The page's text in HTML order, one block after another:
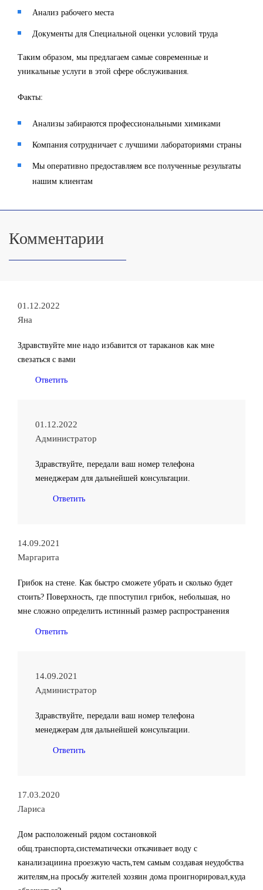
Анализ рабочего места
Документы для Специальной оценки условий труда
Таким образом, мы предлагаем самые современные и
уникальные услуги в этой сфере обслуживания.
Факты:
Анализы забираются профессиональными химиками
Компания сотрудничает с лучшими лабораториями страны
Мы оперативно предоставляем все полученные результаты
нашим клиентам
Комментарии
01.12.2022
Яна
Здравствуйте мне надо избавится от тараканов как мне
свезаться с вами
Ответить
01.12.2022
Администратор
Здравствуйте, передали ваш номер телефона
менеджерам для дальнейшей консультации.
Ответить
14.09.2021
Маргарита
Грибок на стене. Как быстро сможете убрать и сколько будет
стоить? Поверхность, где ппоступил грибок, небольшая, но
мне сложно определить истинный размер распространения
Ответить
14.09.2021
Администратор
Здравствуйте, передали ваш номер телефона
менеджерам для дальнейшей консультации.
Ответить
17.03.2020
Лариса
Дом расположеный рядом состановкой
общ.транспорта,систематически откачивает воду с
канализациина проезжую часть,тем самым создавая неудобства
жителям,на просьбу жителей хозяин дома проигнорировал,куда